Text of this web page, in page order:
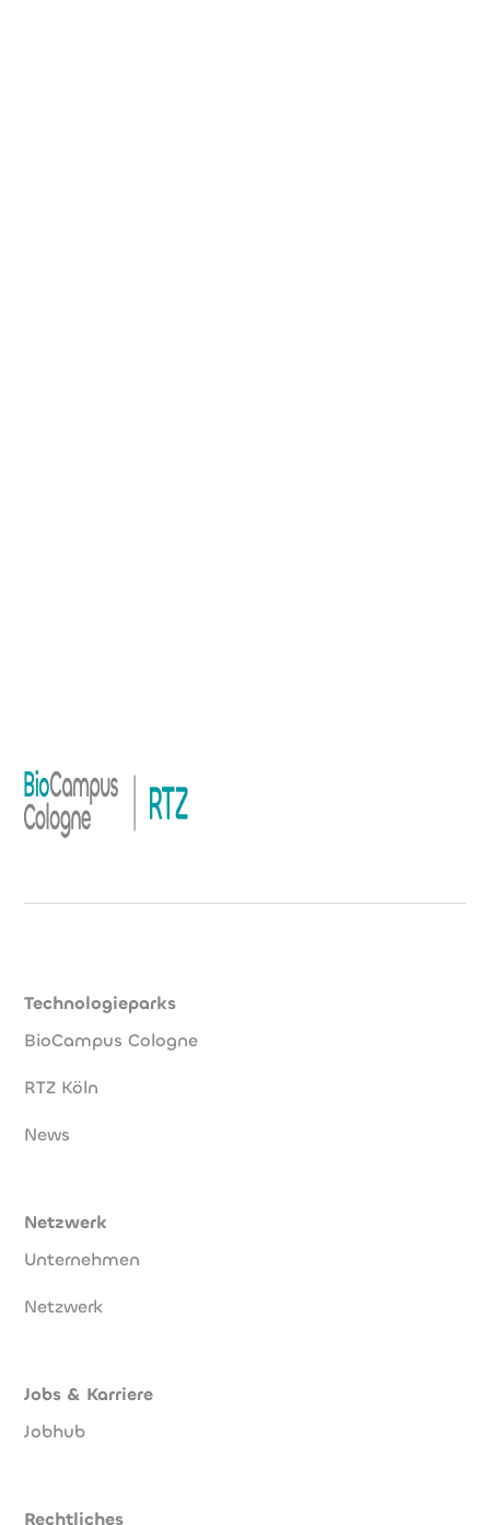
Technologieparks
BioCampus Cologne
RTZ Köln
News
Netzwerk
Unternehmen
Netzwerk
Jobs & Karriere
Jobhub
Rechtliches